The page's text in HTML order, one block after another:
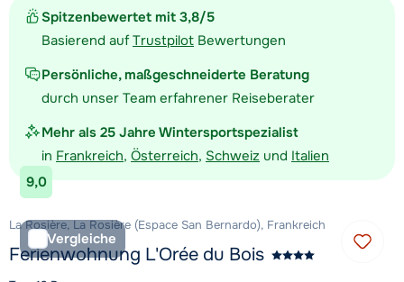
Spitzenbewertet mit 3,8/5
Basierend aufTrustpilot Bewertungen
Persönliche, maßgeschneiderte Beratung
durch unser Team erfahrener Reiseberater
Mehr als 25 Jahre Wintersportspezialist
in Frankreich, Österreich, Schweiz und Italien
9,0
Vergleiche
La Rosière, La Rosière (Espace San Bernardo), Frankreich
Ferienwohnung L'Orée du Bois